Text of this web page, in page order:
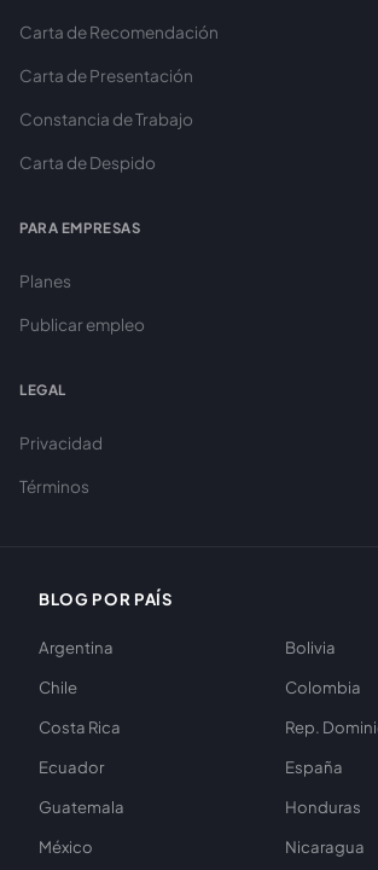
Carta de Recomendación
Carta de Presentación
Constancia de Trabajo
Carta de Despido
PARA EMPRESAS
Planes
Publicar empleo
LEGAL
Privacidad
Términos
BLOG POR PAÍS
Argentina
Bolivia
Chile
Colombia
Costa Rica
Rep.
Ecuador
España
Guatemala
Honduras
México
Nicaragua